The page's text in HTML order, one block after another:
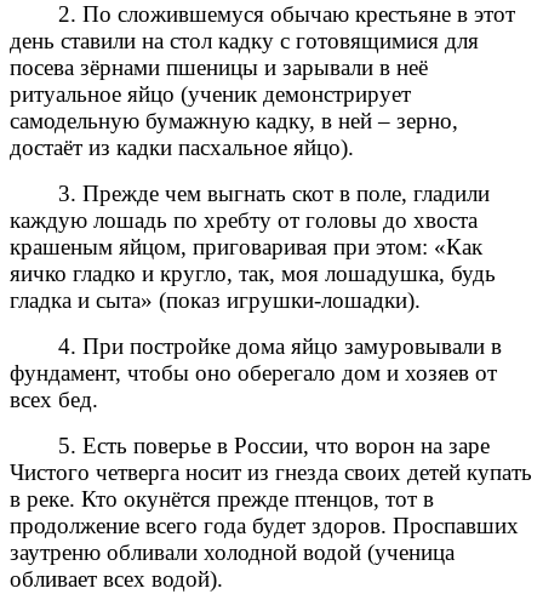
2. По сложившемуся обычаю крестьяне в этот
день ставили на стол кадку с готовящимися для
посева зёрнами пшеницы и зарывали в неё
ритуальное яйцо (ученик демонстрирует
самодельную бумажную кадку, в ней – зерно,
достаёт из кадки пасхальное яйцо).
3. Прежде чем выгнать скот в поле, гладили
каждую лошадь по хребту от головы до хвоста
крашеным яйцом, приговаривая при этом: «Как
яичко гладко и кругло, так, моя лошадушка, будь
гладка и сыта» (показ игрушки-лошадки).
4. При постройке дома яйцо замуровывали в
фундамент, чтобы оно оберегало дом и хозяев от
всех бед.
5. Есть поверье в России, что ворон на заре
Чистого четверга носит из гнезда своих детей купать
в реке. Кто окунётся прежде птенцов, тот в
продолжение всего года будет здоров. Проспавших
заутреню обливали холодной водой (ученица
обливает всех водой).